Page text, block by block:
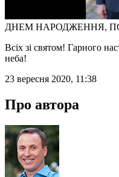
ДНЕМ НАРОДЖЕННЯ,
Всіх зі святом! Гарного
неба!
23 вересня 2020, 11:38
Про автора